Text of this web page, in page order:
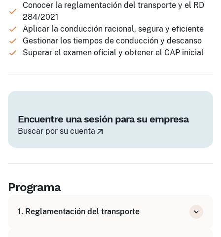
Conocer la reglamentación del transporte y el RD
284/2021
Aplicar la conducción racional, segura y eficiente
Gestionar los tiempos de conducción y descanso
Superar el examen oficial y obtener el CAP inicial
Encuentre una sesión para su empresa
Buscar por su cuenta
Programa
1. Reglamentación del transporte